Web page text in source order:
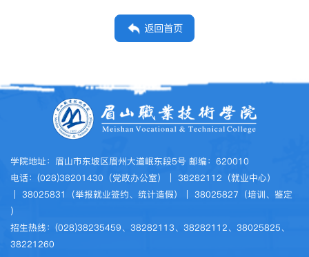
返回首页
学院地址：眉山市东坡区眉州大道岷东段5号 邮编：620010
电话：(028)38201430（党政办公室）｜ 38282112（就业中心）
｜ 38025831（举报就业签约、统计造假）｜ 38025827（培训、鉴定
）
招生热线：(028)38235459、38282113、38282112、38025825、
38221260